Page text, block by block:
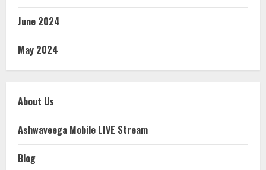
June 2024
May 2024
About Us
Ashwaveega Mobile LIVE Stream
Blog